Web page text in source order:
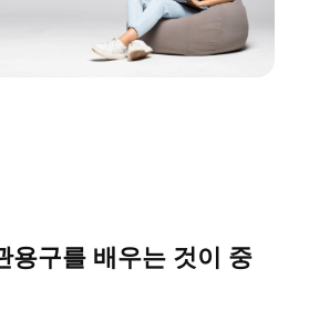
용구를 배우는 것이 중